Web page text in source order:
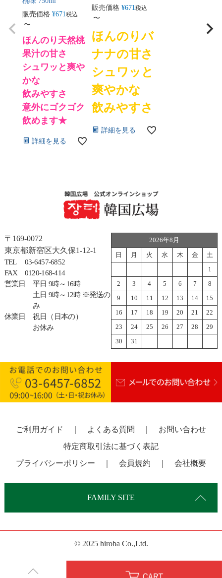
販売価格 ¥671 税込
〜
ほんのり天然桃
果汁の甘さ
シュワッと爽や
かな
飲みやすさ
意外にゴクゴク
飲めます★
詳細を見る
販売価格 ¥671 税込
〜
ほんのりバ
ナナの甘さ
シュワッと
爽やかな
飲みやすさ
詳細を見る
〒169-0072
東京都新宿区大久保1-12-1
TEL
03-6457-6852
FAX
0120-168-414
営業日
平日 9時～16時
土日 9時～12時 ※発送の
み
休業日
祝日（日本の）
お休み
2026年8月
日 月 火 水 木 金 土
1
2 3 4 5 6 7 8
9 10 11 12 13 14 15
16 17 18 19 20 21 22
23 24 25 26 27 28 29
30 31
ご利用ガイド よくある質問
お問い合わせ
特定商取引法に基づく表記
プライバシーポリシー
会員規約 会社概要
FAMILY SITE
© 2025 hiroba Co.,Ltd.